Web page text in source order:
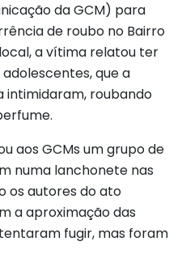
da GCM) para
de roubo no Bairro
a vítima relatou ter
que a
intimidaram, roubando
aos GCMs um grupo de
numa lanchonete nas
os autores do ato
a aproximação das
fugir, mas foram